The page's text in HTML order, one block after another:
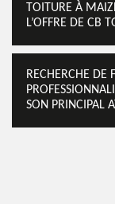
TOITURE À
L’OFFRE DE CB
RECHERCHE DE
SON PRINCIPAL